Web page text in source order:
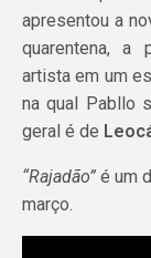
apresentou a
quarentena, a
artista em um
na qual Pabllo
geral é de
“Rajadão” é um
março.